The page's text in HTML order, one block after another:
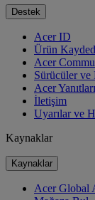
Destek
Acer ID
Ürün
Acer
Sürücüler ve
Acer Yanıtları
İletişim
Uyarılar ve
Kaynaklar
Kaynaklar
Acer Global